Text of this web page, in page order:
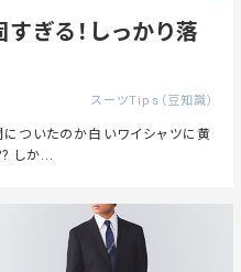
ぎる！しっかり落
スーツTips（豆知識）
ついたのか白いワイシャツに黄
しか...